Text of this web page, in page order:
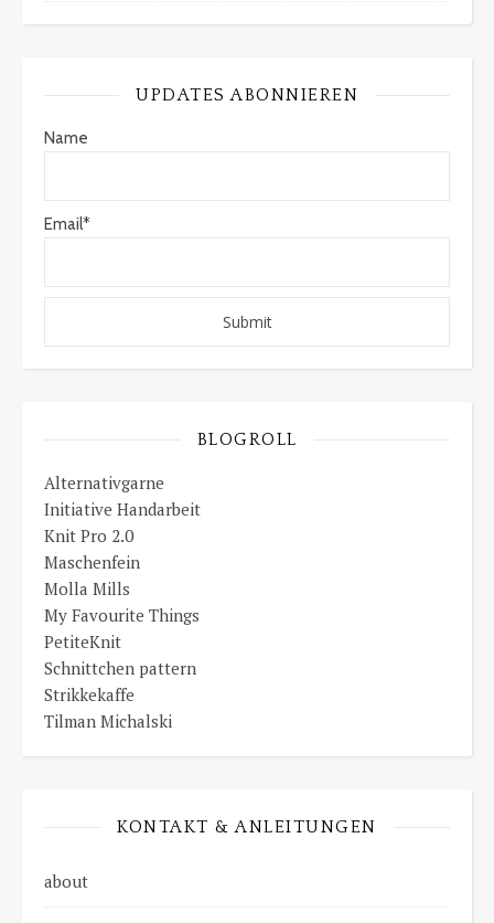
UPDATES ABONNIEREN
Name
Email*
BLOGROLL
Alternativgarne
Initiative Handarbeit
Knit Pro 2.0
Maschenfein
Molla Mills
My Favourite Things
PetiteKnit
Schnittchen pattern
Strikkekaffe
Tilman Michalski
KONTAKT & ANLEITUNGEN
about